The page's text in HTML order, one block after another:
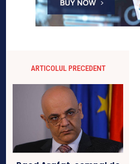
ARTICOLUL PRECEDENT